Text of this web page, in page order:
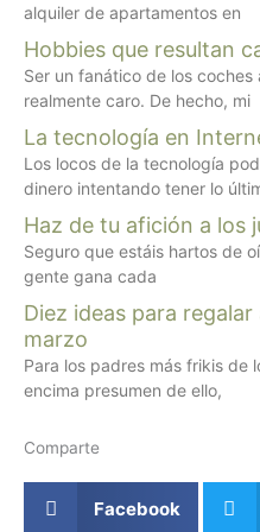
alquiler de apartamentos en
Hobbies que resultan
Ser un fanático de los
realmente caro. De hecho, mi
La tecnología en
Los locos de la tecnología
dinero intentando tener lo
Haz de tu afición a los
Seguro que estáis hartos de
gente gana cada
Diez ideas para
marzo
Para los padres más frikis de
encima presumen de ello,
Comparte
Facebook